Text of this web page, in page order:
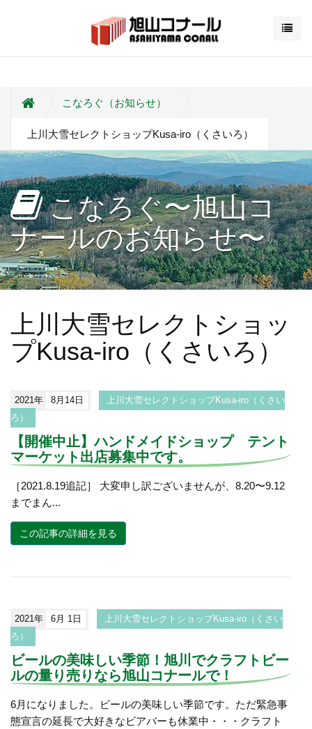
こなろぐ（お知らせ）
上川大雪セレクトショップKusa-iro（くさいろ）
こなろぐ〜旭山コ
ナールのお知らせ〜
上川大雪セレクトショッ
プKusa-iro（くさいろ）
2021年 8月14日
上川大雪セレクトショップKusa-iro（くさい
ろ）
【開催中止】ハンドメイドショップ テント
マーケット出店募集中です。
［2021.8.19追記］ 大変申し訳ございませんが、8.20〜9.12
までまん...
この記事の詳細を見る
2021年 6月 1日
上川大雪セレクトショップKusa-iro（くさい
ろ）
ビールの美味しい季節！旭川でクラフトビー
ルの量り売りなら旭山コナールで！
6月になりました。ビールの美味しい季節です。ただ緊急事
態宣言の延長で大好きなビアバーも休業中・・・クラフト